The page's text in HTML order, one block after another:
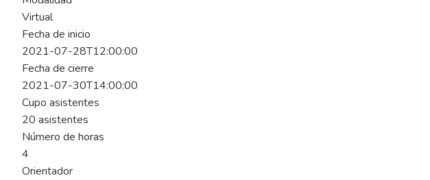
Virtual
Fecha de inicio
2021-07-28T12:00:00
Fecha de cierre
2021-07-30T14:00:00
Cupo asistentes
20 asistentes
Número de horas
4
Orientador